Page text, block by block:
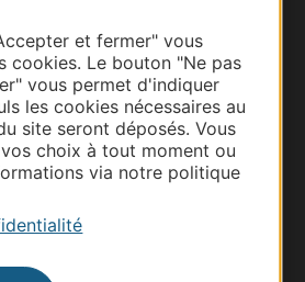
et fermer" vous
cookies. Le bouton "Ne pas
vous permet d'indiquer
les cookies nécessaires au
site seront déposés. Vous
choix à tout moment ou
via notre politique